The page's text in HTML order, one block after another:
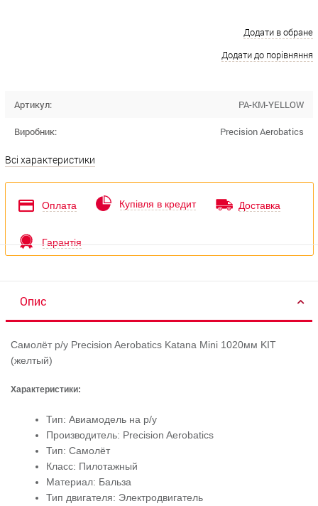
Додати в обране
Додати до порівняння
Артикул: PA-KM-YELLOW
Виробник: Precision Aerobatics
Всі характеристики
Оплата Купівля в кредит Доставка
Гарантія
Опис
Самолёт р/у Precision Aerobatics Katana Mini 1020мм KIT
(желтый)
Характеристики:
Тип: Авиамодель на р/у
Производитель: Precision Aerobatics
Тип: Самолёт
Класс: Пилотажный
Материал: Бальза
Тип двигателя: Электродвигатель